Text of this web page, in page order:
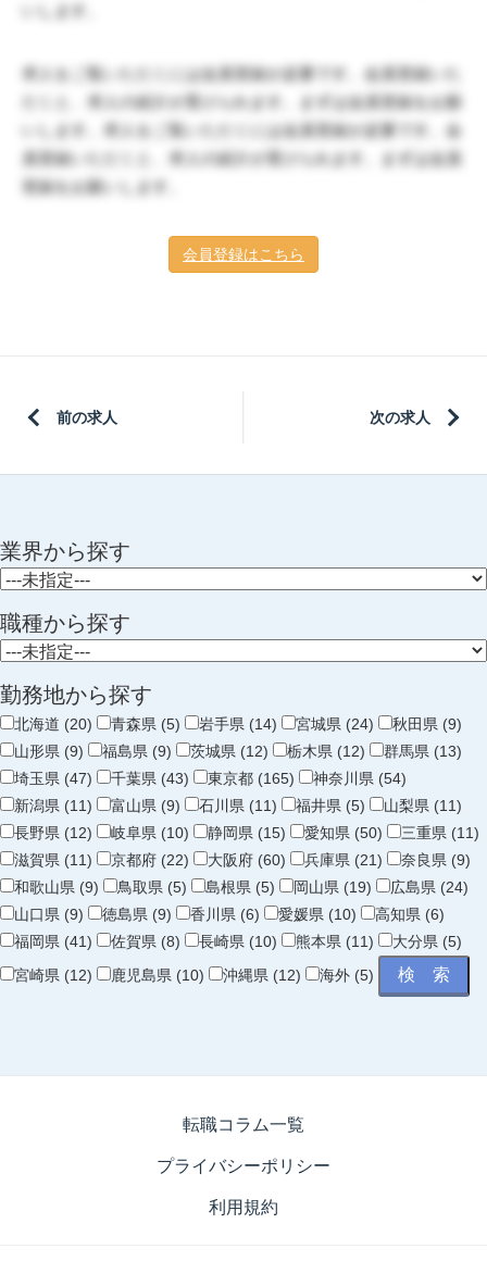
いします。
求人をご覧いただくには会員登録が必要です。会員登録いた
だくと、求人の紹介が受けられます。まずは会員登録をお願
いします。求人をご覧いただくには会員登録が必要です。会
員登録いただくと、求人の紹介が受けられます。まずは会員
登録をお願いします。
会員登録はこちら
前の求人 次の求人
業界から探す
職種から探す
勤務地から探す
北海道 (20) 青森県 (5) 岩手県 (14) 宮城県 (24)
秋田県 (9)
山形県 (9)
福島県 (9) 茨城県 (12) 栃木県 (12)
群馬県 (13)
埼玉県 (47)
千葉県 (43) 東京都 (165)
神奈川県 (54)
新潟県 (11)
富山県 (9) 石川県 (11) 福井県 (5)
山梨県 (11)
長野県 (12)
岐阜県 (10) 静岡県 (15) 愛知県 (50)
三重県 (11)
滋賀県 (11)
京都府 (22) 大阪府 (60) 兵庫県 (21)
奈良県 (9)
和歌山県 (9)
鳥取県 (5) 島根県 (5) 岡山県 (19)
広島県 (24)
山口県 (9)
徳島県 (9) 香川県 (6) 愛媛県 (10)
高知県 (6)
福岡県 (41)
佐賀県 (8) 長崎県 (10) 熊本県 (11)
大分県 (5)
宮崎県 (12)
鹿児島県 (10) 沖縄県 (12) 海外 (5)
転職コラム一覧
プライバシーポリシー
利用規約